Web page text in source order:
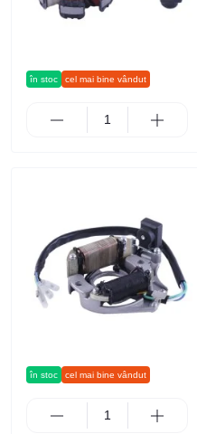
în stoc cel mai bine vândut
în stoc cel mai bine vândut